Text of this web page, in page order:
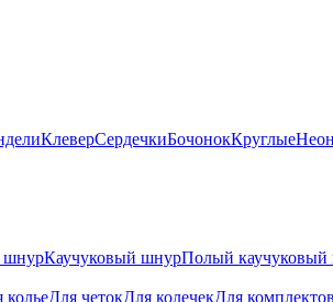
КлеверСердечкиБочонокКруглые
Каучуковый шнурПолый
кольеДля четокДля колечекДля